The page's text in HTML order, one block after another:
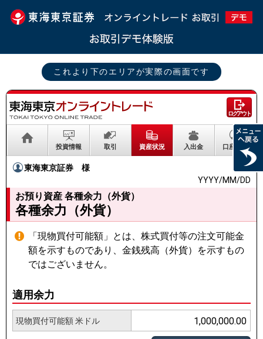
これより下のエリアが実際の画面です
ログアウト
投資情報 取引 資産状況 入出金 口座情報
東海東京証券
様
YYYY/MM/DD
お預り資産 各種余力（外貨）
各種余力（外貨）
「現物買付可能額」とは、株式買付等の注文可能金
額を示すものであり、金銭残高（外貨）を示すもの
ではございません。
適用余力
現物買付可能額 米ドル 1,000,000.00